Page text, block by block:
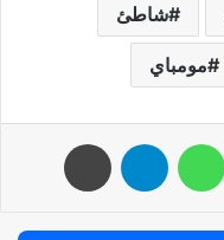
شاطئ
مومباي
واتساب تيلقرام